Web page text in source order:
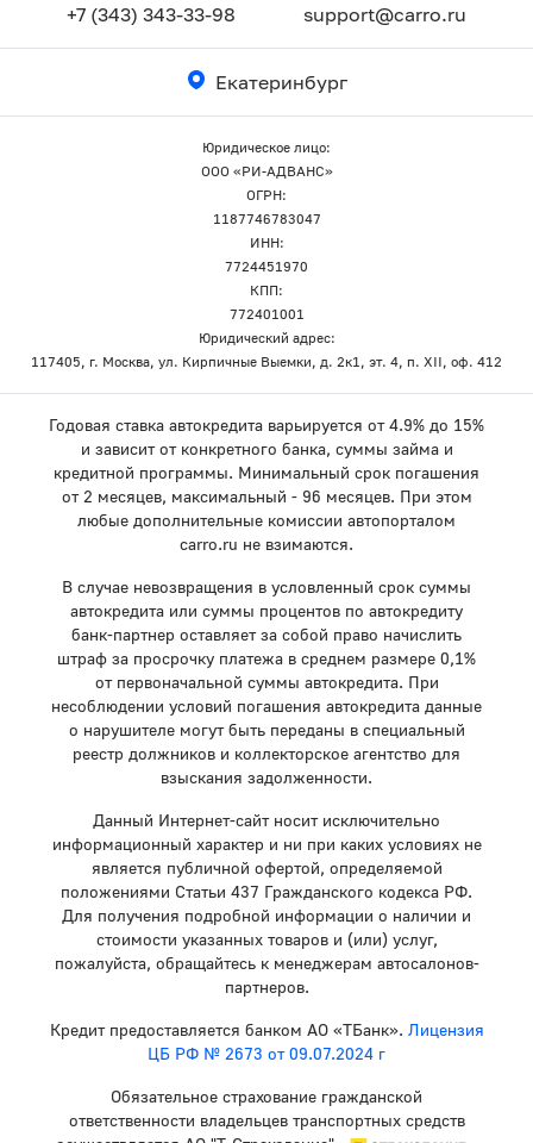
+7 (343) 343-33-98 support@carro.ru
Екатеринбург
Юридическое лицо:
ООО «РИ-АДВАНС»
ОГРН:
1187746783047
ИНН:
7724451970
КПП:
772401001
Юридический адрес:
117405, г. Москва, ул. Кирпичные Выемки, д. 2к1, эт. 4, п. XII, оф. 412
Годовая ставка автокредита варьируется от 4.9% до 15%
и зависит от конкретного банка, суммы займа и
кредитной программы. Минимальный срок погашения
от 2 месяцев, максимальный - 96 месяцев. При этом
любые дополнительные комиссии автопорталом
carro.ru не взимаются.
В случае невозвращения в условленный срок суммы
автокредита или суммы процентов по автокредиту
банк-партнер оставляет за собой право начислить
штраф за просрочку платежа в среднем размере 0,1%
от первоначальной суммы автокредита. При
несоблюдении условий погашения автокредита данные
о нарушителе могут быть переданы в специальный
реестр должников и коллекторское агентство для
взыскания задолженности.
Данный Интернет-сайт носит исключительно
информационный характер и ни при каких условиях не
является публичной офертой, определяемой
положениями Статьи 437 Гражданского кодекса РФ.
Для получения подробной информации о наличии и
стоимости указанных товаров и (или) услуг,
пожалуйста, обращайтесь к менеджерам автосалонов-
партнеров.
Кредит предоставляется банком АО «ТБанк». Лицензия
ЦБ РФ № 2673 от 09.07.2024 г
Обязательное страхование гражданской
ответственности владельцев транспортных средств